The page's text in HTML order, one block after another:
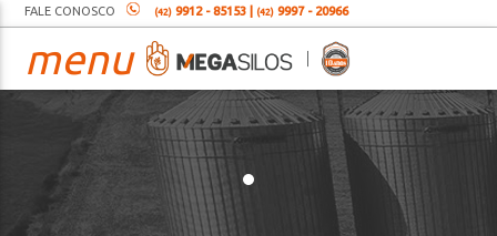
FALE CONOSCO (42) 9912 - 85153 | (42) 9997 - 20966
menu